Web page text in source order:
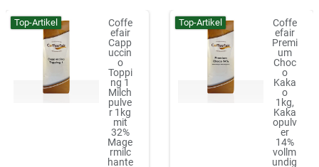
Top-Artikel
Coffe
efair
Capp
uccin
o
Toppi
ng 1
Milch
pulve
r 1kg
mit
32%
Mage
rmilc
hante
Top-Artikel
Coffe
efair
Premi
um
Choc
o
Kaka
o
1kg,
Kaka
opulv
er
14%
vollm
undig